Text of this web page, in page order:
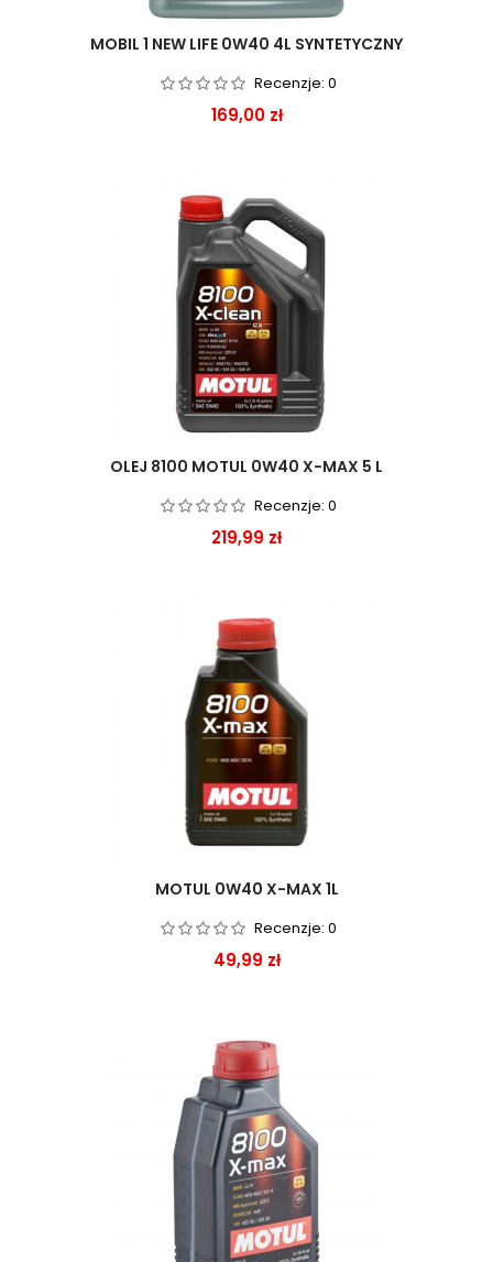
MOBIL 1 NEW LIFE 0W40 4L SYNTETYCZNY
Recenzje: 0
Cena
169,00 zł
OLEJ 8100 MOTUL 0W40 X-MAX 5 L
Recenzje: 0
Cena
219,99 zł
MOTUL 0W40 X-MAX 1L
Recenzje: 0
Cena
49,99 zł